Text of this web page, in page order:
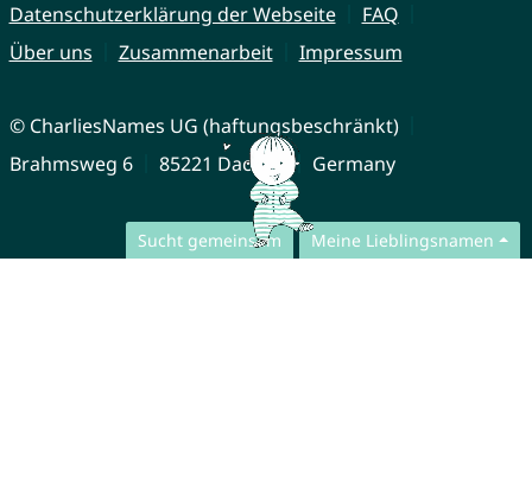
Sucht gemeinsam Meine Lieblingsnamen
Datenschutzerklärung der Webseite
FAQ
Über uns
Zusammenarbeit Impressum
© CharliesNames UG (haftungsbeschränkt)
Brahmsweg 6
85221 Dachau Germany